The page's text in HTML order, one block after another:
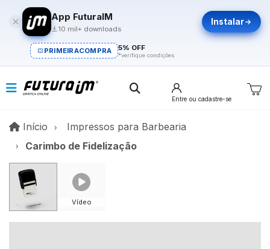
App FuturaIM
10 mil+ downloads
Instalar
PRIMEIRACOMPRA 5% OFF
*verifique condições
Entre ou cadastre-se
Início InícioImpressos para Barbearia
Carimbo de Fidelização
Vídeo